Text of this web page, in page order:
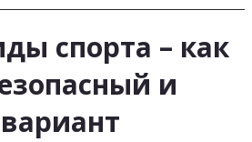
спорта – как
и